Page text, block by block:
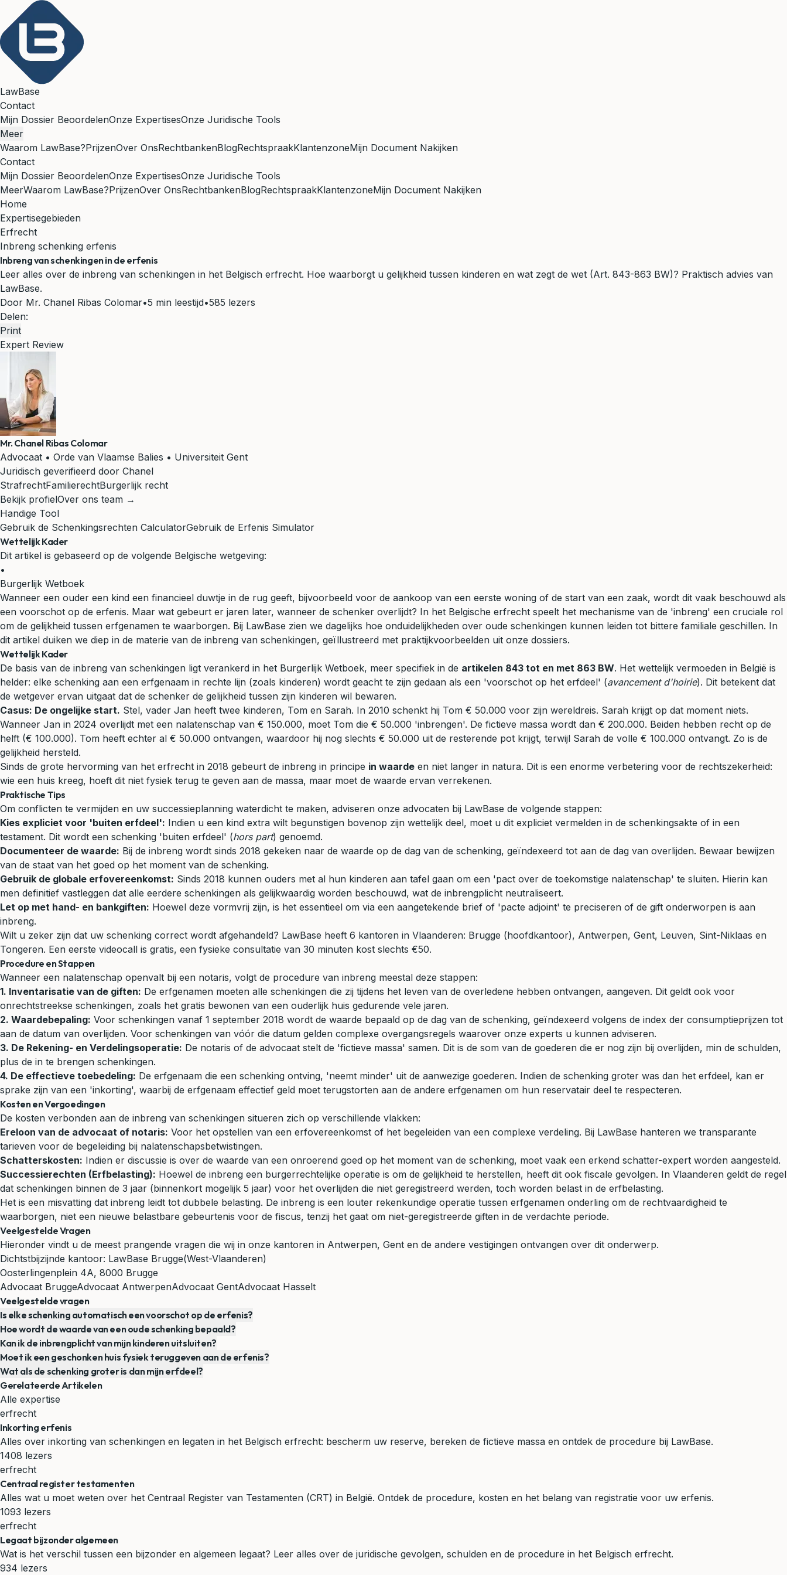
LawBase
Contact
Mijn Dossier BeoordelenOnze ExpertisesOnze Juridische Tools
Meer
Waarom LawBase?PrijzenOver OnsRechtbankenBlogRechtspraakKlantenzoneMijn Document Nakijken
Contact
Mijn Dossier BeoordelenOnze ExpertisesOnze Juridische Tools
MeerWaarom LawBase?PrijzenOver OnsRechtbankenBlogRechtspraakKlantenzoneMijn Document Nakijken
Home
Expertisegebieden
Erfrecht
Inbreng schenking erfenis
Inbreng van schenkingen in de erfenis
Leer alles over de inbreng van schenkingen in het Belgisch erfrecht. Hoe waarborgt u gelijkheid tussen kinderen en wat zegt de wet (Art. 843-863 BW)? Praktisch advies van
LawBase.
Door Mr. Chanel Ribas Colomar•5 min leestijd•585 lezers
Delen:
Print
Expert Review
Mr. Chanel Ribas Colomar
Advocaat • Orde van Vlaamse Balies • Universiteit Gent
Juridisch geverifieerd door Chanel
StrafrechtFamilierechtBurgerlijk recht
Bekijk profielOver ons team →
Handige Tool
Gebruik de Schenkingsrechten CalculatorGebruik de Erfenis Simulator
Wettelijk Kader
Dit artikel is gebaseerd op de volgende Belgische wetgeving:
•
Burgerlijk Wetboek
Wanneer een ouder een kind een financieel duwtje in de rug geeft, bijvoorbeeld voor de aankoop van een eerste woning of de start van een zaak, wordt dit vaak beschouwd als
een voorschot op de erfenis. Maar wat gebeurt er jaren later, wanneer de schenker overlijdt? In het Belgische erfrecht speelt het mechanisme van de 'inbreng' een cruciale rol
om de gelijkheid tussen erfgenamen te waarborgen. Bij LawBase zien we dagelijks hoe onduidelijkheden over oude schenkingen kunnen leiden tot bittere familiale geschillen. In
dit artikel duiken we diep in de materie van de inbreng van schenkingen, geïllustreerd met praktijkvoorbeelden uit onze dossiers.
Wettelijk Kader
De basis van de inbreng van schenkingen ligt verankerd in het Burgerlijk Wetboek, meer specifiek in de artikelen 843 tot en met 863 BW. Het wettelijk vermoeden in België is
helder: elke schenking aan een erfgenaam in rechte lijn (zoals kinderen) wordt geacht te zijn gedaan als een 'voorschot op het erfdeel' (avancement d'hoirie). Dit betekent dat
de wetgever ervan uitgaat dat de schenker de gelijkheid tussen zijn kinderen wil bewaren.
Casus: De ongelijke start. Stel, vader Jan heeft twee kinderen, Tom en Sarah. In 2010 schenkt hij Tom € 50.000 voor zijn wereldreis. Sarah krijgt op dat moment niets.
Wanneer Jan in 2024 overlijdt met een nalatenschap van € 150.000, moet Tom die € 50.000 'inbrengen'. De fictieve massa wordt dan € 200.000. Beiden hebben recht op de
helft (€ 100.000). Tom heeft echter al € 50.000 ontvangen, waardoor hij nog slechts € 50.000 uit de resterende pot krijgt, terwijl Sarah de volle € 100.000 ontvangt. Zo is de
gelijkheid hersteld.
Sinds de grote hervorming van het erfrecht in 2018 gebeurt de inbreng in principe in waarde en niet langer in natura. Dit is een enorme verbetering voor de rechtszekerheid:
wie een huis kreeg, hoeft dit niet fysiek terug te geven aan de massa, maar moet de waarde ervan verrekenen.
Praktische Tips
Om conflicten te vermijden en uw successieplanning waterdicht te maken, adviseren onze advocaten bij LawBase de volgende stappen:
Kies expliciet voor 'buiten erfdeel': Indien u een kind extra wilt begunstigen bovenop zijn wettelijk deel, moet u dit expliciet vermelden in de schenkingsakte of in een
testament. Dit wordt een schenking 'buiten erfdeel' (hors part) genoemd.
Documenteer de waarde: Bij de inbreng wordt sinds 2018 gekeken naar de waarde op de dag van de schenking, geïndexeerd tot aan de dag van overlijden. Bewaar bewijzen
van de staat van het goed op het moment van de schenking.
Gebruik de globale erfovereenkomst: Sinds 2018 kunnen ouders met al hun kinderen aan tafel gaan om een 'pact over de toekomstige nalatenschap' te sluiten. Hierin kan
men definitief vastleggen dat alle eerdere schenkingen als gelijkwaardig worden beschouwd, wat de inbrengplicht neutraliseert.
Let op met hand- en bankgiften: Hoewel deze vormvrij zijn, is het essentieel om via een aangetekende brief of 'pacte adjoint' te preciseren of de gift onderworpen is aan
inbreng.
Wilt u zeker zijn dat uw schenking correct wordt afgehandeld? LawBase heeft 6 kantoren in Vlaanderen: Brugge (hoofdkantoor), Antwerpen, Gent, Leuven, Sint-Niklaas en
Tongeren. Een eerste videocall is gratis, een fysieke consultatie van 30 minuten kost slechts €50.
Procedure en Stappen
Wanneer een nalatenschap openvalt bij een notaris, volgt de procedure van inbreng meestal deze stappen:
1. Inventarisatie van de giften: De erfgenamen moeten alle schenkingen die zij tijdens het leven van de overledene hebben ontvangen, aangeven. Dit geldt ook voor
onrechtstreekse schenkingen, zoals het gratis bewonen van een ouderlijk huis gedurende vele jaren.
2. Waardebepaling: Voor schenkingen vanaf 1 september 2018 wordt de waarde bepaald op de dag van de schenking, geïndexeerd volgens de index der consumptieprijzen tot
aan de datum van overlijden. Voor schenkingen van vóór die datum gelden complexe overgangsregels waarover onze experts u kunnen adviseren.
3. De Rekening- en Verdelingsoperatie: De notaris of de advocaat stelt de 'fictieve massa' samen. Dit is de som van de goederen die er nog zijn bij overlijden, min de schulden,
plus de in te brengen schenkingen.
4. De effectieve toebedeling: De erfgenaam die een schenking ontving, 'neemt minder' uit de aanwezige goederen. Indien de schenking groter was dan het erfdeel, kan er
sprake zijn van een 'inkorting', waarbij de erfgenaam effectief geld moet terugstorten aan de andere erfgenamen om hun reservatair deel te respecteren.
Kosten en Vergoedingen
De kosten verbonden aan de inbreng van schenkingen situeren zich op verschillende vlakken:
Ereloon van de advocaat of notaris: Voor het opstellen van een erfovereenkomst of het begeleiden van een complexe verdeling. Bij LawBase hanteren we transparante
tarieven voor de begeleiding bij nalatenschapsbetwistingen.
Schatterskosten: Indien er discussie is over de waarde van een onroerend goed op het moment van de schenking, moet vaak een erkend schatter-expert worden aangesteld.
Successierechten (Erfbelasting): Hoewel de inbreng een burgerrechtelijke operatie is om de gelijkheid te herstellen, heeft dit ook fiscale gevolgen. In Vlaanderen geldt de regel
dat schenkingen binnen de 3 jaar (binnenkort mogelijk 5 jaar) voor het overlijden die niet geregistreerd werden, toch worden belast in de erfbelasting.
Het is een misvatting dat inbreng leidt tot dubbele belasting. De inbreng is een louter rekenkundige operatie tussen erfgenamen onderling om de rechtvaardigheid te
waarborgen, niet een nieuwe belastbare gebeurtenis voor de fiscus, tenzij het gaat om niet-geregistreerde giften in de verdachte periode.
Veelgestelde Vragen
Hieronder vindt u de meest prangende vragen die wij in onze kantoren in Antwerpen, Gent en de andere vestigingen ontvangen over dit onderwerp.
Dichtstbijzijnde kantoor: LawBase Brugge(West-Vlaanderen)
Oosterlingenplein 4A, 8000 Brugge
Advocaat BruggeAdvocaat AntwerpenAdvocaat GentAdvocaat Hasselt
Veelgestelde vragen
Is elke schenking automatisch een voorschot op de erfenis?
Hoe wordt de waarde van een oude schenking bepaald?
Kan ik de inbrengplicht van mijn kinderen uitsluiten?
Moet ik een geschonken huis fysiek teruggeven aan de erfenis?
Wat als de schenking groter is dan mijn erfdeel?
Gerelateerde Artikelen
Alle expertise
erfrecht
Inkorting erfenis
Alles over inkorting van schenkingen en legaten in het Belgisch erfrecht: bescherm uw reserve, bereken de fictieve massa en ontdek de procedure bij LawBase.
1408 lezers
erfrecht
Centraal register testamenten
Alles wat u moet weten over het Centraal Register van Testamenten (CRT) in België. Ontdek de procedure, kosten en het belang van registratie voor uw erfenis.
1093 lezers
erfrecht
Legaat bijzonder algemeen
Wat is het verschil tussen een bijzonder en algemeen legaat? Leer alles over de juridische gevolgen, schulden en de procedure in het Belgisch erfrecht.
934 lezers